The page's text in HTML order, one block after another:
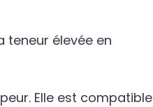
élevée en
Elle est compatible